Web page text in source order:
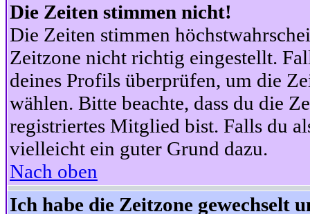
Die Zeiten stimmen nicht!
Die Zeiten stimmen
Zeitzone nicht richtig eingestellt.
deines Profils überprüfen, um die
wählen. Bitte beachte, dass du die
registriertes Mitglied bist. Falls du
vielleicht ein guter Grund dazu.
Nach oben
Ich habe die Zeitzone gewechselt